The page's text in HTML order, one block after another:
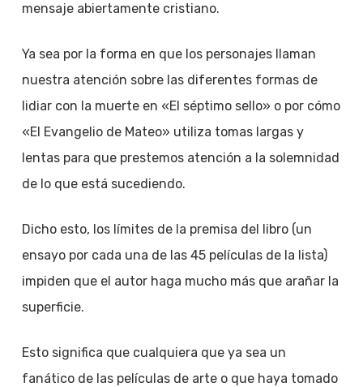
mensaje abiertamente cristiano.
Ya sea por la forma en que los personajes llaman
nuestra atención sobre las diferentes formas de
lidiar con la muerte en «El séptimo sello» o por cómo
«El Evangelio de Mateo» utiliza tomas largas y
lentas para que prestemos atención a la solemnidad
de lo que está sucediendo.
Dicho esto, los límites de la premisa del libro (un
ensayo por cada una de las 45 películas de la lista)
impiden que el autor haga mucho más que arañar la
superficie.
Esto significa que cualquiera que ya sea un
fanático de las películas de arte o que haya tomado